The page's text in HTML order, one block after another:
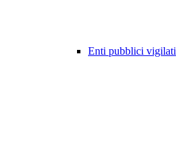
Enti pubblici vigilati